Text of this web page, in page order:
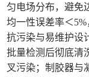
匀电场分布，避免
均一性误差率＜
抗污染与易维护设
批量检测后彻底清
叉污染；制胶器与